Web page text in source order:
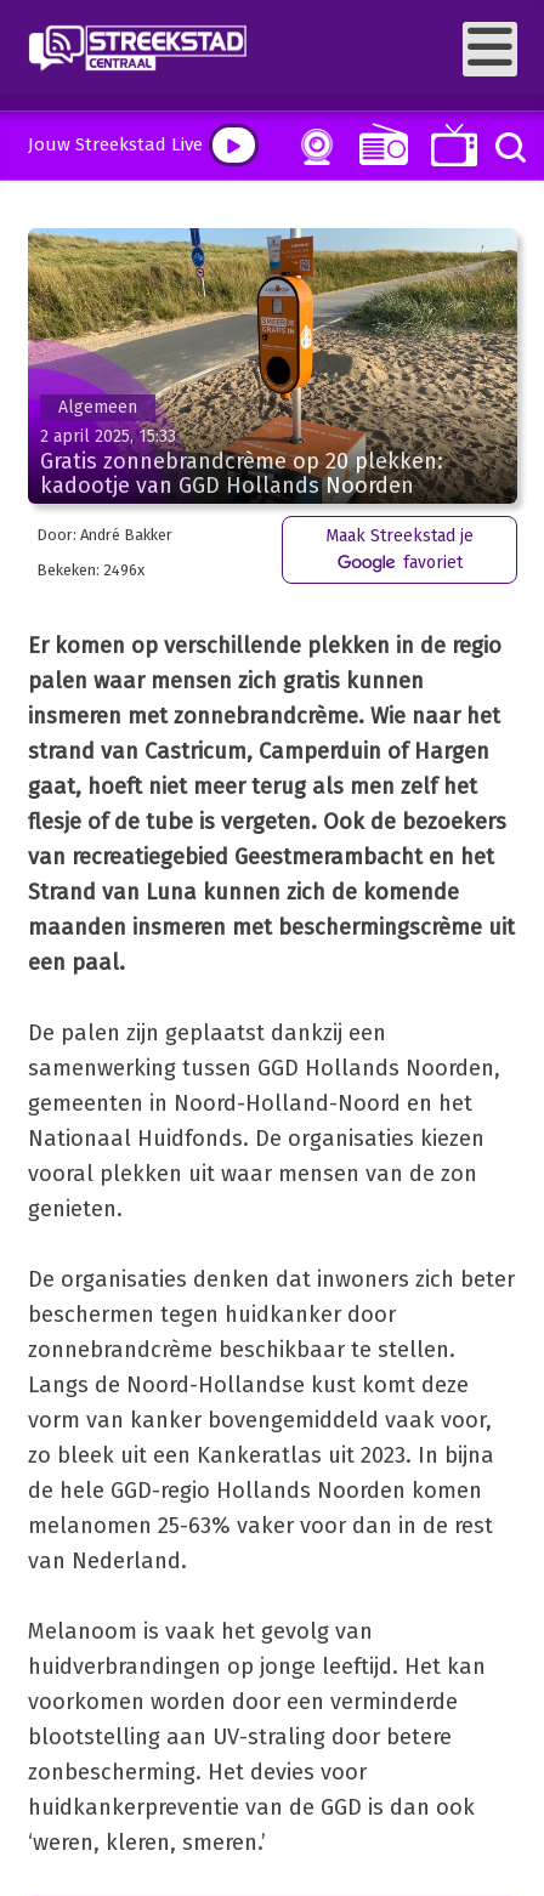
Jouw Streekstad Live
Algemeen
2 april 2025, 15:33
Gratis zonnebrandcrème op 20 plekken:
kadootje van GGD Hollands Noorden
Door: André Bakker
Bekeken: 2496x
Maak Streekstad je
favoriet
Er komen op verschillende plekken in de regio
palen waar mensen zich gratis kunnen
insmeren met zonnebrandcrème. Wie naar het
strand van Castricum, Camperduin of Hargen
gaat, hoeft niet meer terug als men zelf het
flesje of de tube is vergeten. Ook de bezoekers
van recreatiegebied Geestmerambacht en het
Strand van Luna kunnen zich de komende
maanden insmeren met beschermingscrème uit
een paal.
De palen zijn geplaatst dankzij een
samenwerking tussen GGD Hollands Noorden,
gemeenten in Noord-Holland-Noord en het
Nationaal Huidfonds. De organisaties kiezen
vooral plekken uit waar mensen van de zon
genieten.
De organisaties denken dat inwoners zich beter
beschermen tegen huidkanker door
zonnebrandcrème beschikbaar te stellen.
Langs de Noord-Hollandse kust komt deze
vorm van kanker bovengemiddeld vaak voor,
zo bleek uit een Kankeratlas uit 2023. In bijna
de hele GGD-regio Hollands Noorden komen
melanomen 25-63% vaker voor dan in de rest
van Nederland.
Melanoom is vaak het gevolg van
huidverbrandingen op jonge leeftijd. Het kan
voorkomen worden door een verminderde
blootstelling aan UV-straling door betere
zonbescherming. Het devies voor
huidkankerpreventie van de GGD is dan ook
‘weren, kleren, smeren.’